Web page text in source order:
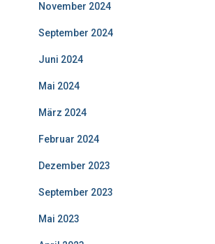
November 2024
September 2024
Juni 2024
Mai 2024
März 2024
Februar 2024
Dezember 2023
September 2023
Mai 2023